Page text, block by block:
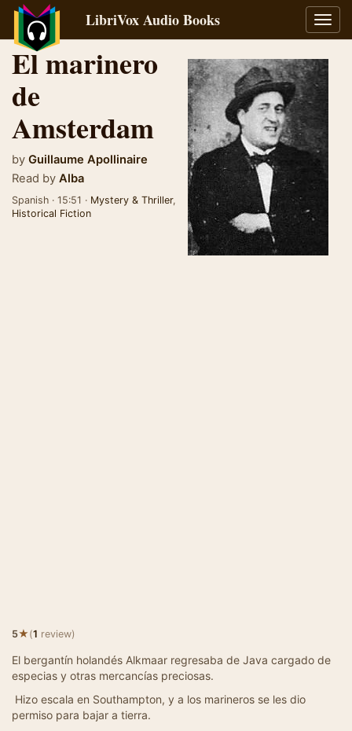
LibriVox Audio Books
El marinero
de
Amsterdam
by Guillaume Apollinaire
Read by Alba
Spanish · 15:51 · Mystery & Thriller,
Historical Fiction
5★(1 review)
El bergantín holandés Alkmaar regresaba de Java cargado de
especias y otras mercancías preciosas.
Hizo escala en Southampton, y a los marineros se les dio
permiso para bajar a tierra.